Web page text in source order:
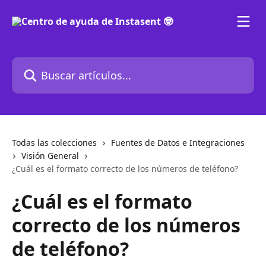
Buscar artículos...
Todas las colecciones
Fuentes de Datos e Integraciones
Visión General
¿Cuál es el formato correcto de los números de teléfono?
¿Cuál es el formato
correcto de los números
de teléfono?